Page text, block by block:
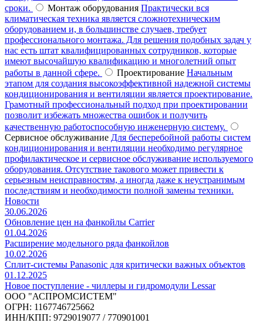
сроки.
Монтаж оборудования Практически вся
климатическая техника является сложнотехническим
оборудованием и, в большинстве случаев, требует
профессионального монтажа. Для решения подобных задач у
нас есть штат квалифицированных сотрудников, которые
имеют высочайшую квалификацию и многолетний опыт
работы в данной сфере.
Проектирование Начальным
этапом для создания высокоэффективной надежной системы
кондиционирования и вентиляции является проектирование.
Грамотный профессиональный подход при проектировании
позволит избежать множества ошибок и получить
качественную работоспособную инженерную систему.
Сервисное обслуживание Для бесперебойной работы систем
кондиционирования и вентиляции необходимо регулярное
профилактическое и сервисное обслуживание используемого
оборудования. Отсутствие такового может привести к
серьезным неисправностям, а иногда даже к неустранимым
последствиям и необходимости полной замены техники.
Новости
30.06.2026
Обновление цен на фанкойлы Carrier
01.04.2026
Расширение модельного ряда фанкойлов
10.02.2026
Сплит-системы Panasonic для критически важных объектов
01.12.2025
Новое поступление - чиллеры и гидромодули Lessar
ООО "АСПРОМСИСТЕМ"
ОГРН: 1167746725662
ИНН/КПП: 9729019077 / 770901001